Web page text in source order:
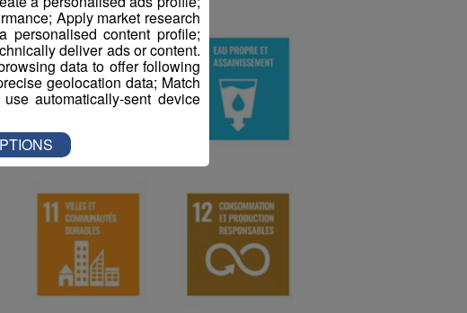
Apply market research
personalised content profile;
deliver ads or content.
data to offer following
geolocation data; Match
automatically-sent device